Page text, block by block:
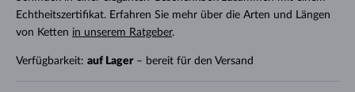
Echtheitszertifikat. Erfahren Sie mehr über die Arten und Längen
von Ketten in unserem Ratgeber.
Verfügbarkeit: auf Lager– bereit für den Versand